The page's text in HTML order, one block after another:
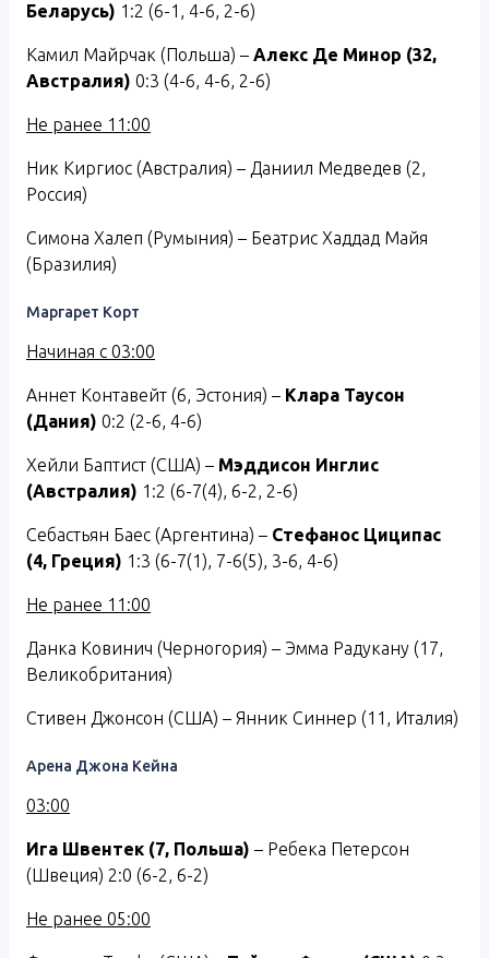
Беларусь) 1:2 (6-1, 4-6, 2-6)
Камил Майрчак (Польша) – Алекс Де Минор (32,
Австралия) 0:3 (4-6, 4-6, 2-6)
Не ранее 11:00
Ник Киргиос (Австралия) – Даниил Медведев (2,
Россия)
Симона Халеп (Румыния) – Беатрис Хаддад Майя
(Бразилия)
Маргарет Корт
Начиная с 03:00
Аннет Контавейт (6, Эстония) – Клара Таусон
(Дания) 0:2 (2-6, 4-6)
Хейли Баптист (США) – Мэддисон Инглис
(Австралия) 1:2 (6-7(4), 6-2, 2-6)
Себастьян Баес (Аргентина) – Стефанос Циципас
(4, Греция) 1:3 (6-7(1), 7-6(5), 3-6, 4-6)
Не ранее 11:00
Данка Ковинич (Черногория) – Эмма Радукану (17,
Великобритания)
Стивен Джонсон (США) – Янник Синнер (11, Италия)
Арена Джона Кейна
03:00
Ига Швентек (7, Польша) – Ребека Петерсон
(Швеция) 2:0 (6-2, 6-2)
Не ранее 05:00